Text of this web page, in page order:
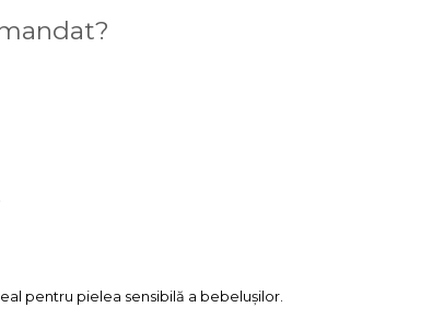
pentru pielea sensibilă a bebelușilor.